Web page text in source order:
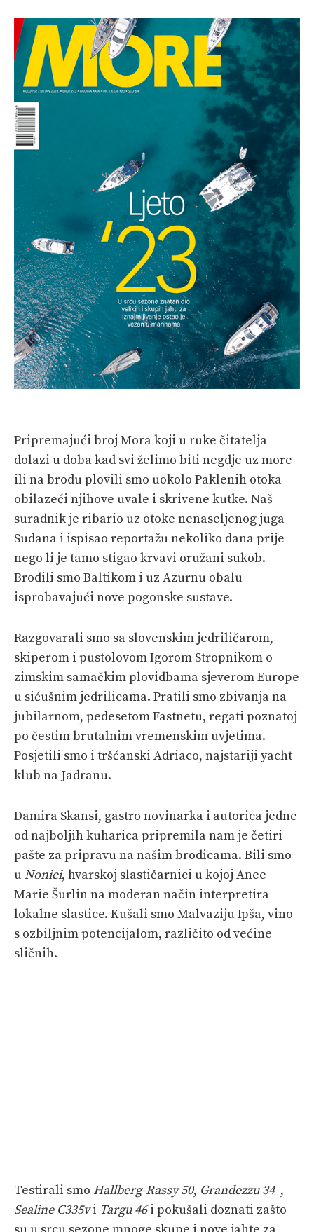
Pripremajući broj Mora koji u ruke čitatelja
dolazi u doba kad svi želimo biti negdje uz more
ili na brodu plovili smo uokolo Paklenih otoka
obilazeći njihove uvale i skrivene kutke. Naš
suradnik je ribario uz otoke nenaseljenog juga
Sudana i ispisao reportažu nekoliko dana prije
nego li je tamo stigao krvavi oružani sukob.
Brodili smo Baltikom i uz Azurnu obalu
isprobavajući nove pogonske sustave.
Razgovarali smo sa slovenskim jedriličarom,
skiperom i pustolovom Igorom Stropnikom o
zimskim samačkim plovidbama sjeverom Europe
u sićušnim jedrilicama. Pratili smo zbivanja na
jubilarnom, pedesetom Fastnetu, regati poznatoj
po čestim brutalnim vremenskim uvjetima.
Posjetili smo i tršćanski Adriaco, najstariji yacht
klub na Jadranu.
Damira Skansi, gastro novinarka i autorica jedne
od najboljih kuharica pripremila nam je četiri
pašte za pripravu na našim brodicama. Bili smo
u Nonici, hvarskoj slastičarnici u kojoj Anee
Marie Šurlin na moderan način interpretira
lokalne slastice. Kušali smo Malvaziju Ipša, vino
s ozbiljnim potencijalom, različito od većine
sličnih.
Testirali smo Hallberg-Rassy 50, Grandezzu 34 ,
Sealine C335vi Targu 46i pokušali doznati zašto